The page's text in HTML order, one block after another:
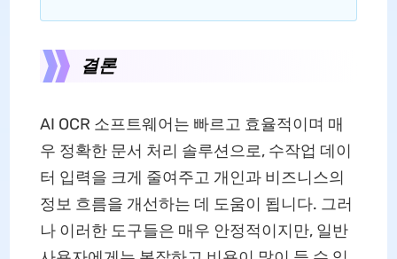
결론
AI OCR 소프트웨어는 빠르고 효율적이며 매
우 정확한 문서 처리 솔루션으로, 수작업 데이
터 입력을 크게 줄여주고 개인과 비즈니스의
정보 흐름을 개선하는 데 도움이 됩니다. 그러
나 이러한 도구들은 매우 안정적이지만, 일반